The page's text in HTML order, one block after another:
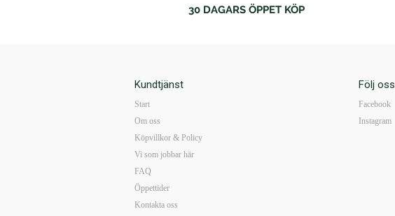
30 DAGARS ÖPPET KÖP
Kundtjänst
Start
Om oss
Köpvillkor & Policy
Vi som jobbar här
FAQ
Öppettider
Kontakta oss
Följ oss
Facebook
Instagram